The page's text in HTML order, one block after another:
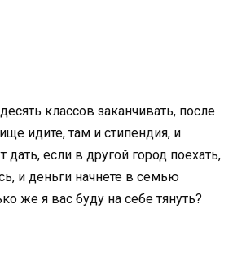
классов заканчивать, после
идите, там и стипендия, и
если в другой город поехать,
и деньги начнете в семью
же я вас буду на себе тянуть?